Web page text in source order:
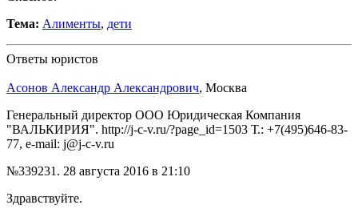
Тема: Алименты, дети
Ответы юристов
Асонов Александр Александрович, Москва
Генеральный директор ООО Юридическая Компания
"ВАЛЬКИРИЯ". http://j-c-v.ru/?page_id=1503 Т.: +7(495)646-83-
77, e-mail: j@j-c-v.ru
№339231. 28 августа 2016 в 21:10
Здравствуйте.